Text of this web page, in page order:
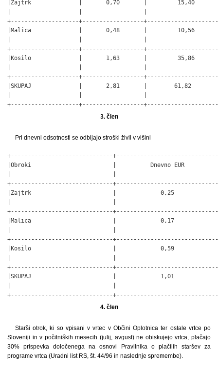
|Zajtrk              |       0,70       |         15,40
+--------------------+------------------
|Malica              |       0,48       |         10,56
+--------------------+------------------
|Kosilo              |       1,63       |         35,86
+--------------------+------------------
|SKUPAJ              |       2,81       |        61,82
+--------------------+------------------
3. člen
Pri dnevni odsotnosti se odbijajo stroški živil v višini
+------------------------------
|Obroki                        |          Dnevno EUR
+------------------------------
|Zajtrk                        |             0,25
+------------------------------
|Malica                        |             0,17
+------------------------------
|Kosilo                        |             0,59
+------------------------------
|SKUPAJ                        |             1,01
+------------------------------
4. člen
Starši otrok, ki so vpisani v vrtec v Občini Oplotnica ter ostale vrtce po
Sloveniji in v počitniških mesecih (julij, avgust) ne obiskujejo vrtca, plačajo
30% prispevka določenega na osnovi Pravilnika o plačilih staršev za
programe vrtca (Uradni list RS, št. 44/96 in naslednje spremembe).